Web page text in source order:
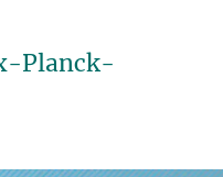
Planck-